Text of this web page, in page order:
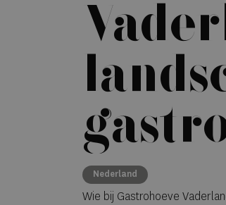
Nederland
Wie bij Gastrohoeve